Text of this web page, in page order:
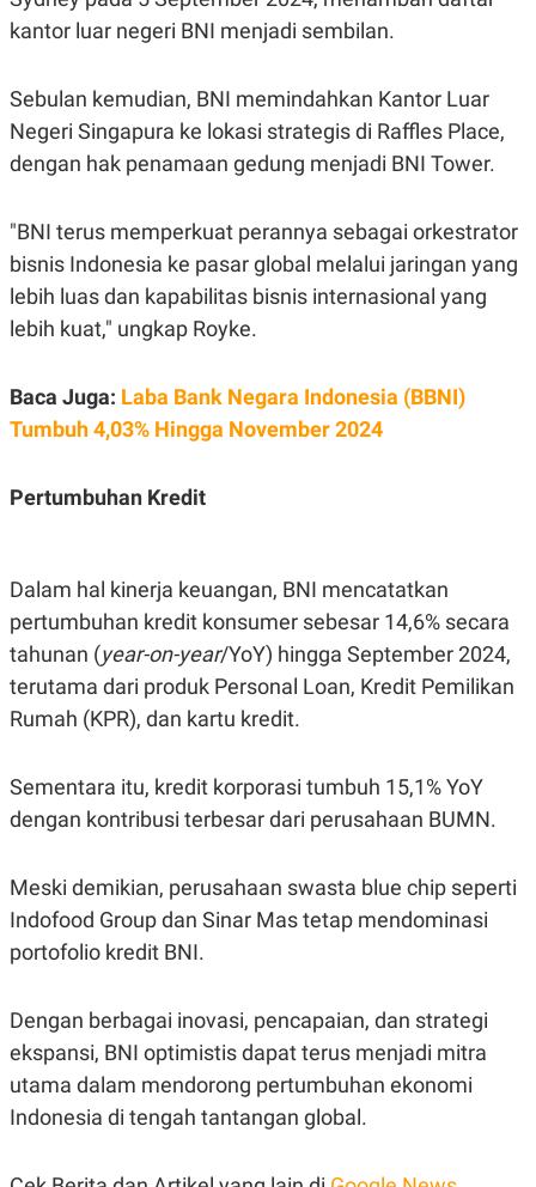
C
A
D
Y
L
E
A
.
D
L
G
A
N
A
N
C
A
K
E
J
A
E
M
I
N
PE
S
I
N
G
G
M
E
A
I
SITEMAP PROFILE
TERM
OF
PEMBERITAAN
SIBER
PRIVACY
POLICY
kantor luar negeri BNI menjadi sembilan.
Sebulan kemudian, BNI memindahkan Kantor Luar
Negeri Singapura ke lokasi strategis di Raffles Place,
dengan hak penamaan gedung menjadi BNI Tower.
"BNI terus memperkuat perannya sebagai orkestrator
bisnis Indonesia ke pasar global melalui jaringan yang
lebih luas dan kapabilitas bisnis internasional yang
lebih kuat," ungkap Royke.
Baca Juga: Laba Bank Negara Indonesia (BBNI)
Tumbuh 4,03% Hingga November 2024
Pertumbuhan Kredit
Dalam hal kinerja keuangan, BNI mencatatkan
pertumbuhan kredit konsumer sebesar 14,6% secara
tahunan (year-on-year/YoY) hingga September 2024,
terutama dari produk Personal Loan, Kredit Pemilikan
Rumah (KPR), dan kartu kredit.
Sementara itu, kredit korporasi tumbuh 15,1% YoY
dengan kontribusi terbesar dari perusahaan BUMN.
Meski demikian, perusahaan swasta blue chip seperti
Indofood Group dan Sinar Mas tetap mendominasi
portofolio kredit BNI.
Dengan berbagai inovasi, pencapaian, dan strategi
ekspansi, BNI optimistis dapat terus menjadi mitra
utama dalam mendorong pertumbuhan ekonomi
Indonesia di tengah tantangan global.